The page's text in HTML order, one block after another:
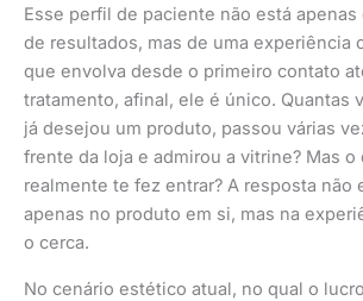
Esse perfil de paciente não está apenas
de resultados, mas de uma experiência
que envolva desde o primeiro contato
tratamento, afinal, ele é único. Quantas
já desejou um produto, passou várias
frente da loja e admirou a vitrine? Mas o
realmente te fez entrar? A resposta não
apenas no produto em si, mas na
o cerca.
No cenário estético atual, no qual o